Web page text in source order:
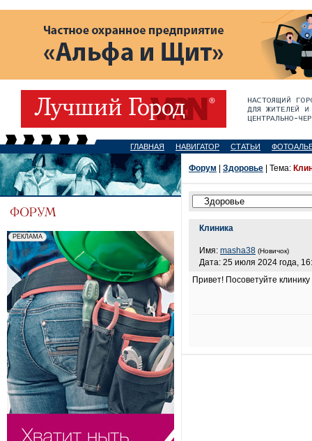
ГЛАВНАЯ НАВИГАТОР СТАТЬИ
Форум Здоровье | Тема:
Клиника
Имя: masha38 (Новичок)
Дата: 25 июля 2024 года,
Привет! Посоветуйте